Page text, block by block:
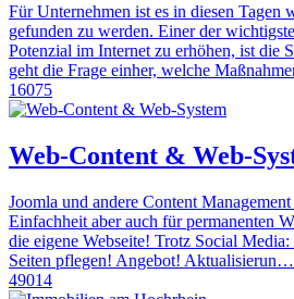
Für Unternehmen ist es in diesen Tagen
gefunden zu werden. Einer der
Potenzial im Internet zu erhöhen, ist die
geht die Frage einher, welche
16075
Web-Content & Web-
Joomla und andere Content
Einfachheit aber auch für permanenten
die eigene Webseite! Trotz Social
Seiten pflegen! Angebot! Aktualisierun…
49014